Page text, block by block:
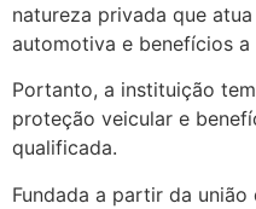
natureza privada que
automotiva e benefícios a
Portanto, a instituição
proteção veicular e
qualificada.
Fundada a partir da união